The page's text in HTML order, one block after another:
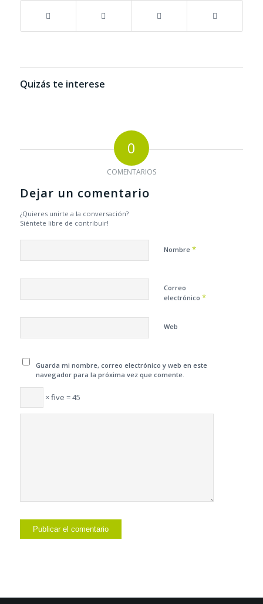
Quizás te interese
0
COMENTARIOS
Dejar un comentario
¿Quieres unirte a la conversación?
Siéntete libre de contribuir!
Nombre *
Correo
electrónico *
Web
Guarda mi nombre, correo electrónico y web en este
navegador para la próxima vez que comente.
× five = 45